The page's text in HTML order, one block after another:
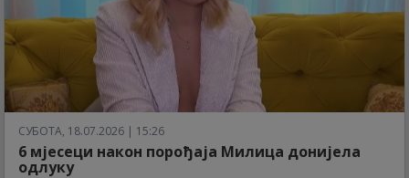
СУБОТА, 18.07.2026 | 15:26
6 мјесеци након порођаја Милица донијела
одлуку